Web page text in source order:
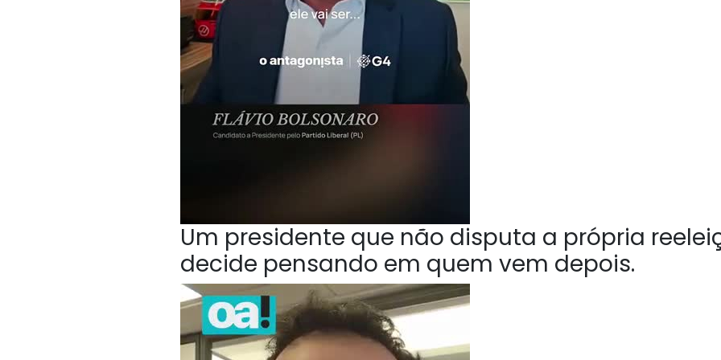
Um presidente que não disputa a própria
decide pensando em quem vem depois.